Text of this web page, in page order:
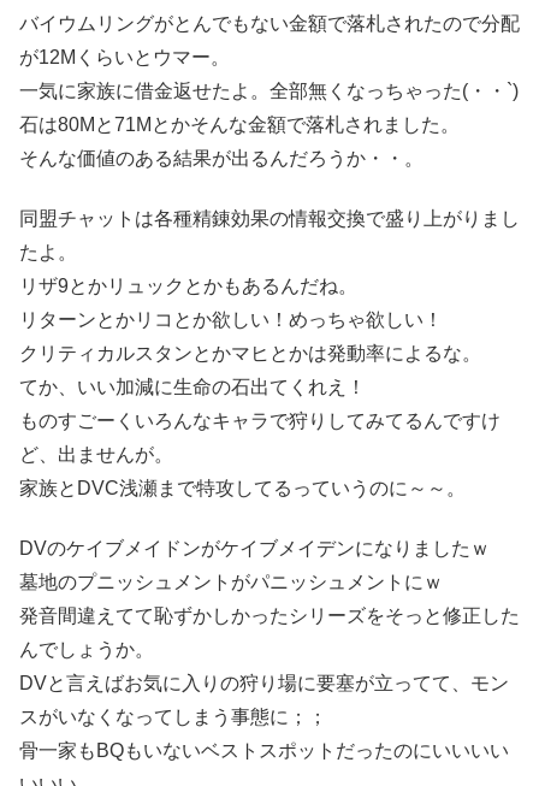
バイウムリングがとんでもない金額で落札されたので分配
が12Mくらいとウマー。
一気に家族に借金返せたよ。全部無くなっちゃった(・・`)
石は80Mと71Mとかそんな金額で落札されました。
そんな価値のある結果が出るんだろうか・・。
同盟チャットは各種精錬効果の情報交換で盛り上がりまし
たよ。
リザ9とかリュックとかもあるんだね。
リターンとかリコとか欲しい！めっちゃ欲しい！
クリティカルスタンとかマヒとかは発動率によるな。
てか、いい加減に生命の石出てくれえ！
ものすごーくいろんなキャラで狩りしてみてるんですけ
ど、出ませんが。
家族とDVC浅瀬まで特攻してるっていうのに～～。
DVのケイブメイドンがケイブメイデンになりましたｗ
墓地のプニッシュメントがパニッシュメントにｗ
発音間違えてて恥ずかしかったシリーズをそっと修正した
んでしょうか。
DVと言えばお気に入りの狩り場に要塞が立ってて、モン
スがいなくなってしまう事態に；；
骨一家もBQもいないベストスポットだったのにいいいい